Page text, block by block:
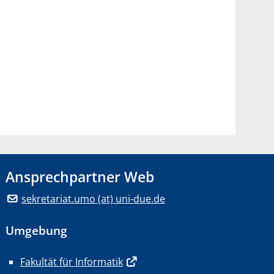
Ansprechpartner Web
sekretariat.umo (at) uni-due.de
Umgebung
Fakultät für Informatik